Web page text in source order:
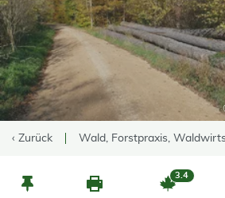
‹ Zurück Wald, Forstpraxis,
3.4